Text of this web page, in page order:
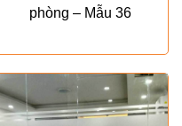
phòng – Mẫu 36